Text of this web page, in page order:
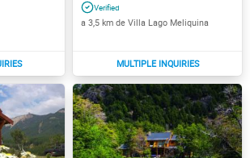
a 3,5 km de Villa Lago Meliquina